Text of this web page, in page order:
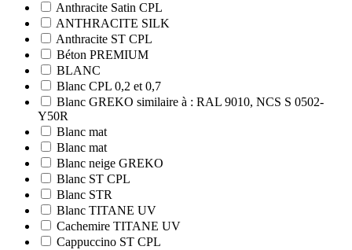
Anthracite Satin CPL
ANTHRACITE SILK
Anthracite ST CPL
Béton PREMIUM
BLANC
Blanc CPL 0,2 et 0,7
Blanc GREKO similaire à : RAL 9010, NCS S 0502-
Y50R
Blanc mat
Blanc mat
Blanc neige GREKO
Blanc ST CPL
Blanc STR
Blanc TITANE UV
Cachemire TITANE UV
Cappuccino ST CPL